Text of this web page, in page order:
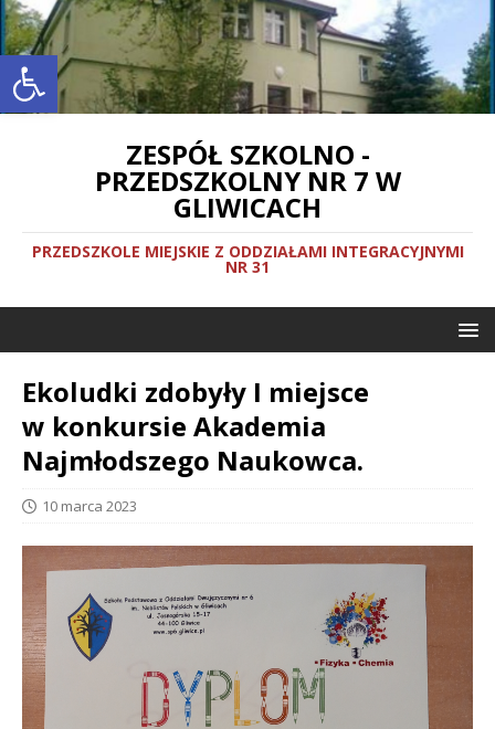
Otwórz pasek narzędzi
ZESPÓŁ SZKOLNO -
PRZEDSZKOLNY NR 7 W
GLIWICACH
PRZEDSZKOLE MIEJSKIE Z ODDZIAŁAMI INTEGRACYJNYMI
NR 31
Ekoludki zdobyły I miejsce
w konkursie Akademia
Najmłodszego Naukowca.
10 marca 2023